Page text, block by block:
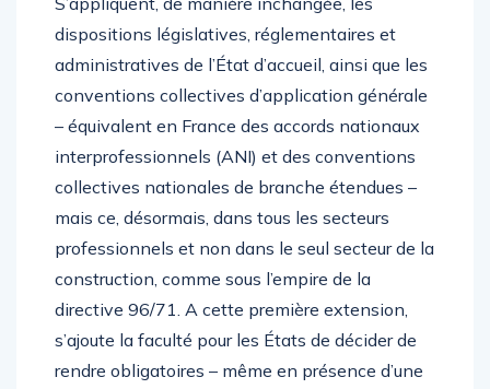
dispositions législatives, réglementaires et
administratives de l’État d’accueil, ainsi que les
conventions collectives d’application générale
– équivalent en France des accords nationaux
interprofessionnels (ANI) et des conventions
collectives nationales de branche étendues –
mais ce, désormais, dans tous les secteurs
professionnels et non dans le seul secteur de la
construction, comme sous l’empire de la
directive 96/71. A cette première extension,
s’ajoute la faculté pour les États de décider de
rendre obligatoires – même en présence d’une